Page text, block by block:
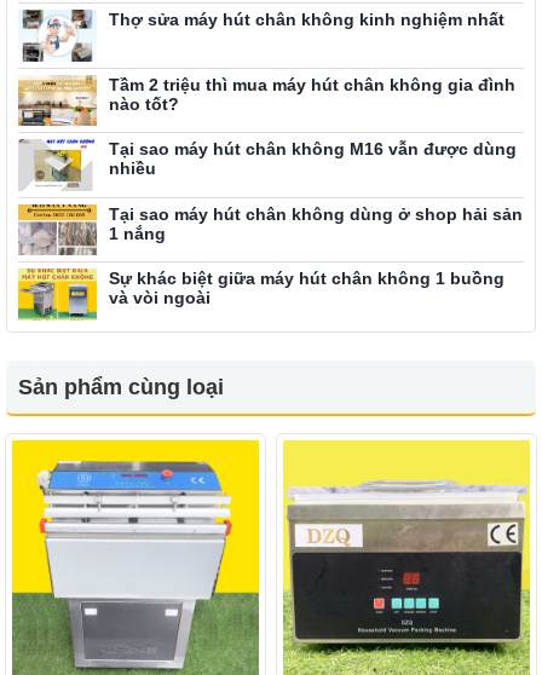
Thợ sửa máy hút chân không kinh nghiệm nhất
Tầm 2 triệu thì mua máy hút chân không gia đình
nào tốt?
Tại sao máy hút chân không M16 vẫn được dùng
nhiều
Tại sao máy hút chân không dùng ở shop hải sản
1 nắng
Sự khác biệt giữa máy hút chân không 1 buồng
và vòi ngoài
Sản phẩm cùng loại